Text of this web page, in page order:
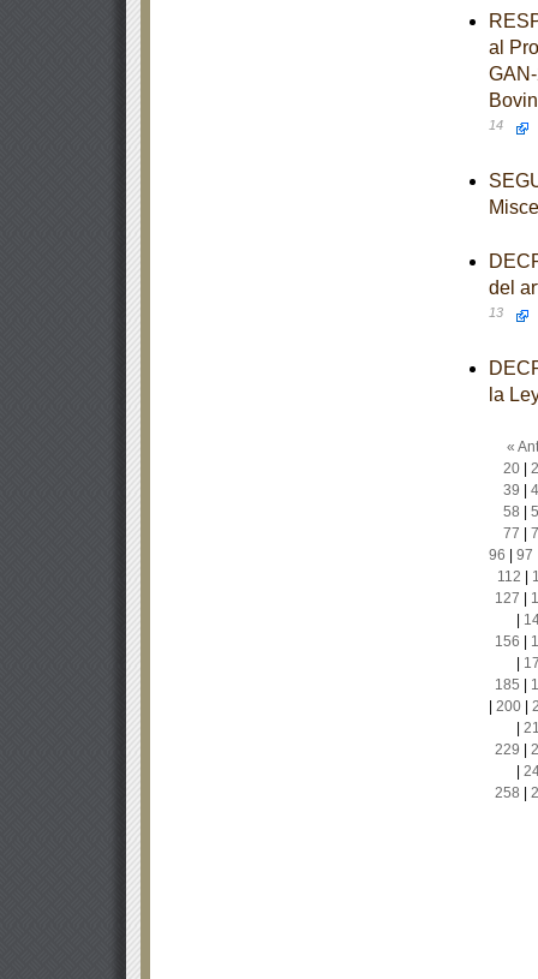
al
14
del
13
la
«
20|
39
58
77
96
97
112
127
156
185
200|
229
258